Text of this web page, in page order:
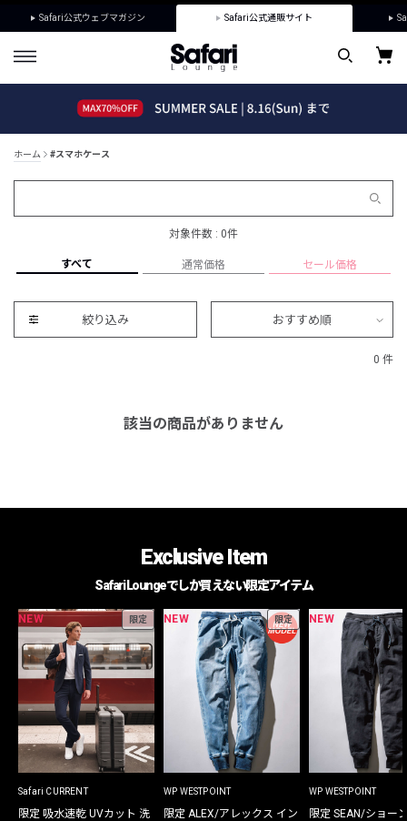
Safari公式ウェブマガジン Safari公式通販サイト
ホーム #スマホケース
対象件数 : 0件
すべて 通常価格 セール価格
絞り込み おすすめ順
0 件
該当の商品がありません
Exclusive Item
Safari Loungeでしか買えない限定アイテム
NEW 限定
Safari CURRENT
限定 吸水速乾 UVカット 洗
NEW 限定
WP WESTPOINT
限定 ALEX/アレックス イン
NEW
WP WESTPOINT
限定 SEAN/ショー